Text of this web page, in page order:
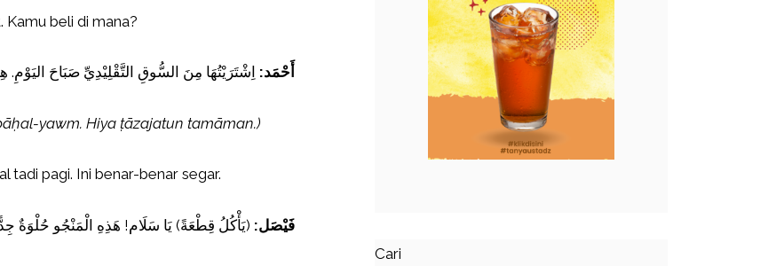
beli di mana?
أَحْمَد: اِشْتَرَيْتُهَا مِنَ السُّوقِ التَّقْلِيْدِيِّ صَبَاحَ
yawm. Hiya ṭāzajatun tamāman.)
tadi pagi. Ini benar-benar segar.
فَيْصَل: (يَأْكُلُ قِطْعَةً) يَا سَلَام! هَذِهِ الْمَنْجُو حُلْوَةٌ
Cari